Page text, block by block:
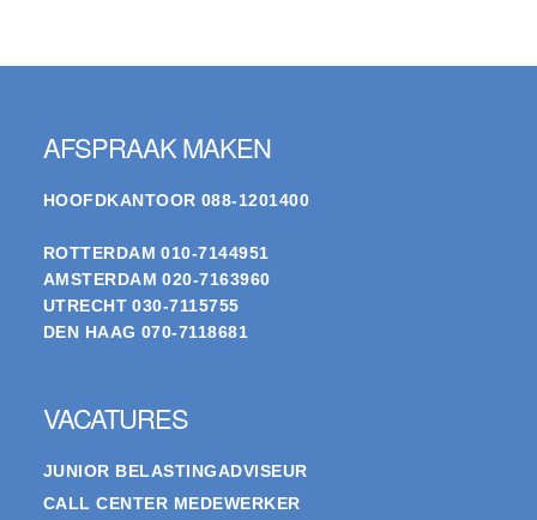
AFSPRAAK MAKEN
HOOFDKANTOOR 088-1201400
ROTTERDAM 010-7144951
AMSTERDAM 020-7163960
UTRECHT 030-7115755
DEN HAAG 070-7118681
VACATURES
JUNIOR BELASTINGADVISEUR
CALL CENTER MEDEWERKER